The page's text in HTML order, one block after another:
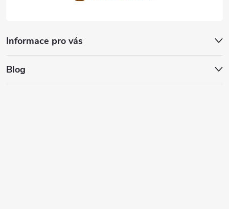
Informace pro vás
Blog